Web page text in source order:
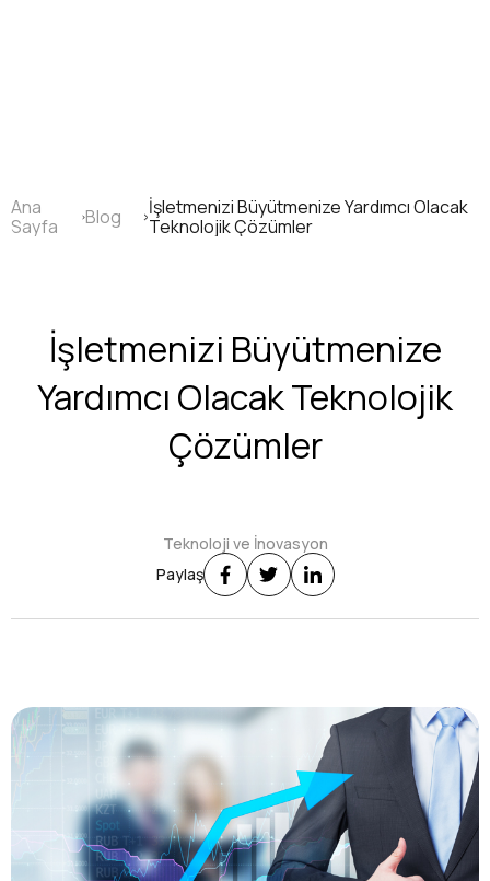
Sayfa
yolu
Ana
Sayfa
Blog
İşletmenizi Büyütmenize Yardımcı Olacak
Teknolojik Çözümler
İşletmenizi Büyütmenize
Yardımcı Olacak Teknolojik
Çözümler
Teknoloji ve İnovasyon
Paylaş